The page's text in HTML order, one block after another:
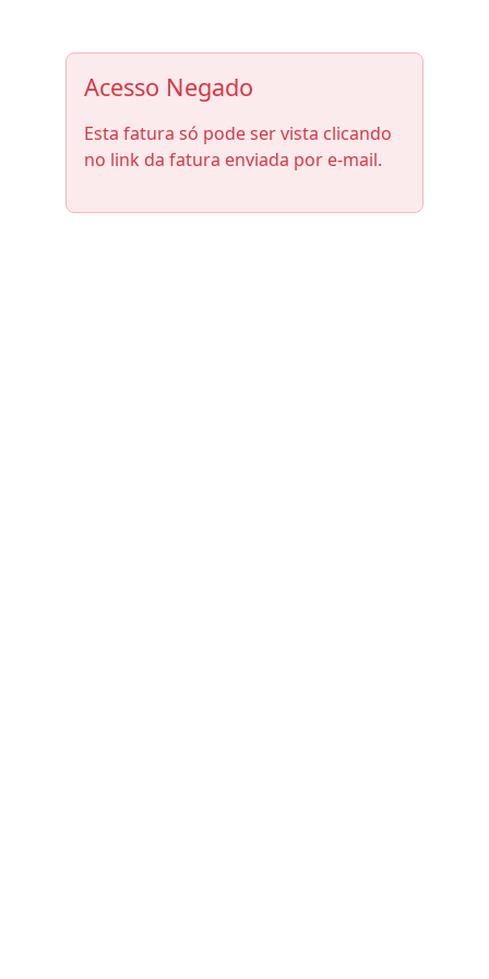
Acesso Negado
Esta fatura só pode ser vista clicando
no link da fatura enviada por e-mail.